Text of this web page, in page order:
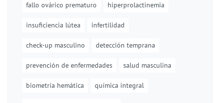
fallo ovárico prematuro hiperprolactinemia
insuficiencia lútea infertilidad
check-up masculino detección temprana
prevención de enfermedades salud masculina
biometría hemática química integral